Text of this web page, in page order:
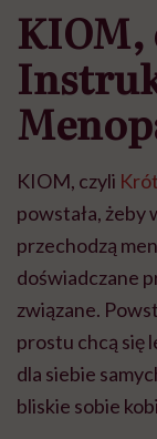
KIOM, czyli
powstała,
przechodzą
doświadczane
związane.
prostu chcą się
dla siebie
bliskie sobie